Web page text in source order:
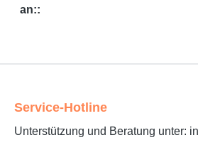
an::
Service-Hotline
Unterstützung und Beratung unter: